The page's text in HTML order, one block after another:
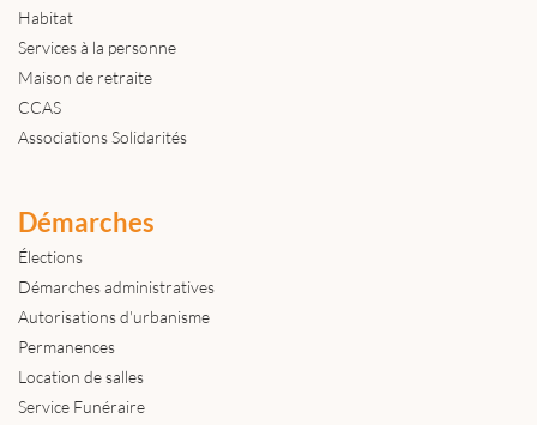
Habitat
Services à la personne
Maison de retraite
CCAS
Associations Solidarités
Démarches
Élections
Démarches administratives
Autorisations d'urbanisme
Permanences
Location de salles
Service Funéraire